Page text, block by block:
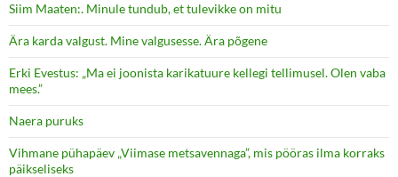
Siim Maaten:. Minule tundub, et tulevikke on mitu
Ära karda valgust. Mine valgusesse. Ära põgene
Erki Evestus: „Ma ei joonista karikatuure kellegi tellimusel. Olen vaba
mees.”
Naera puruks
Vihmane pühapäev „Viimase metsavennaga”, mis pööras ilma korraks
päikseliseks